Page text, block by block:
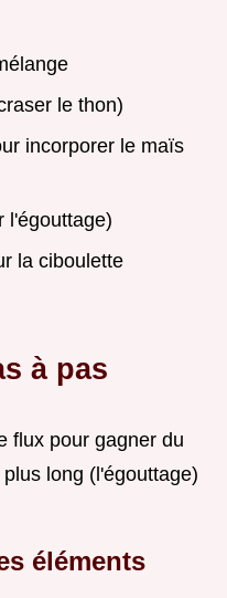
le thon)
incorporer le maïs
l'égouttage)
la ciboulette
à pas
flux pour gagner du
long (l'égouttage)
éléments